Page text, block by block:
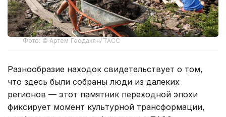
Фото: © Артем Геодакян/ ТАСС
Разнообразие находок свидетельствует о том,
что здесь были собраны люди из далеких
регионов — этот памятник переходной эпохи
фиксирует момент культурной трансформации,